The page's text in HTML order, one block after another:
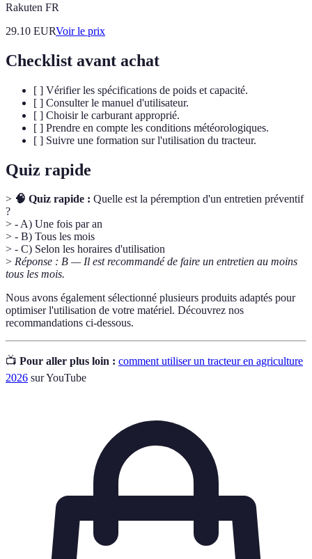
Rakuten FR
29.10 EURVoir le prix
Checklist avant achat
[ ] Vérifier les spécifications de poids et capacité.
[ ] Consulter le manuel d'utilisateur.
[ ] Choisir le carburant approprié.
[ ] Prendre en compte les conditions météorologiques.
[ ] Suivre une formation sur l'utilisation du tracteur.
Quiz rapide
> 🧠 Quiz rapide : Quelle est la péremption d'un entretien préventif
?
> - A) Une fois par an
> - B) Tous les mois
> - C) Selon les horaires d'utilisation
> Réponse : B — Il est recommandé de faire un entretien au moins
tous les mois.
Nous avons également sélectionné plusieurs produits adaptés pour
optimiser l'utilisation de votre matériel. Découvrez nos
recommandations ci-dessous.
📺 Pour aller plus loin : comment utiliser un tracteur en agriculture
2026 sur YouTube